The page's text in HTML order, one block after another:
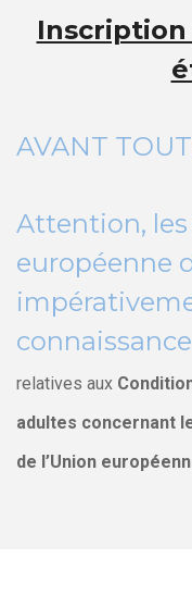
AVANT
Attention,
européenne
relatives aux
adultes concernant
de l’Union